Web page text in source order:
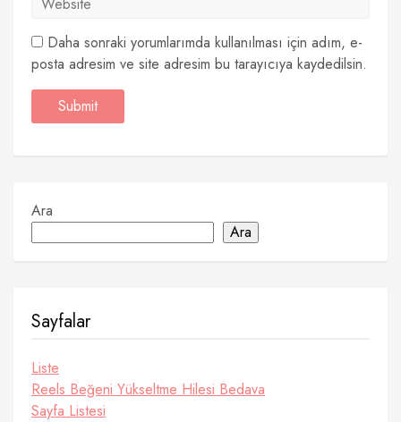
Daha sonraki yorumlarımda kullanılması için adım, e-
posta adresim ve site adresim bu tarayıcıya kaydedilsin.
Ara
Ara
Sayfalar
Liste
Reels Beğeni Yükseltme Hilesi Bedava
Sayfa Listesi